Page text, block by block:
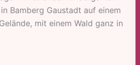
Bamberg Gaustadt auf einem
mit einem Wald ganz in